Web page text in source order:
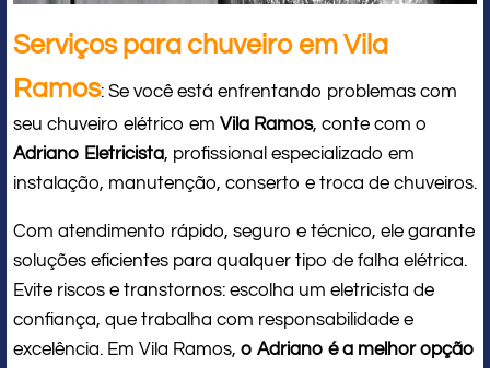
Serviços para chuveiro em Vila
Ramos: Se você está enfrentando problemas com
seu chuveiro elétrico em Vila Ramos, conte com o
Adriano Eletricista, profissional especializado em
instalação, manutenção, conserto e troca de chuveiros.
Com atendimento rápido, seguro e técnico, ele garante
soluções eficientes para qualquer tipo de falha elétrica.
Evite riscos e transtornos: escolha um eletricista de
confiança, que trabalha com responsabilidade e
excelência. Em Vila Ramos, o Adriano é a melhor opção